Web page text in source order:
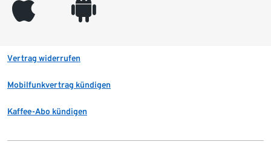
appleinc android
Vertrag widerrufen
Mobilfunkvertrag kündigen
Kaffee-Abo kündigen